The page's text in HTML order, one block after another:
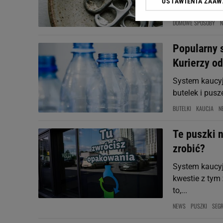
DOMOWE SPOSOBY
Popularny
Kurierzy
System
butelek i
BUTELKI KAUCJA
Te puszki
zrobić?
System
kwestie z
to,...
NEWS PUSZKI
Klikając „Akceptuję”
dotyczące plików
odnośnik „Ustawienia
plików cookie możliwa
My, nasi Zaufani
Użycie dokładnych
Przechowywanie